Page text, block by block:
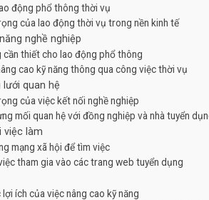
động phổ thông thời vụ
của lao động thời vụ trong nền kinh tế
nghề nghiệp
cần thiết cho lao động phổ thông
cao kỹ năng thông qua công việc thời vụ
quan hệ
của việc kết nối nghề nghiệp
mối quan hệ với đồng nghiệp và nhà tuyển
việc làm
mạng xã hội để tìm việc
tham gia vào các trang web tuyển dụng
ích của việc nâng cao kỹ năng